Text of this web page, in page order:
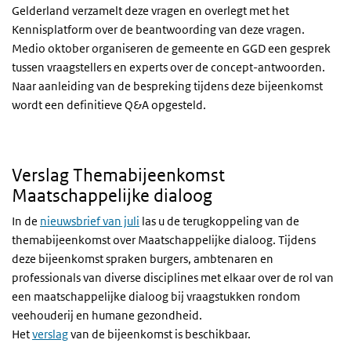
Gelderland verzamelt deze vragen en overlegt met het
Kennisplatform over de beantwoording van deze vragen.
Medio oktober organiseren de gemeente en GGDeen gesprek
tussen vraagstellers en experts over de concept-antwoorden.
Naar aanleiding van de bespreking tijdens deze bijeenkomst
wordt een definitieve Q&Aopgesteld.
Verslag Themabijeenkomst
Maatschappelijke dialoog
In de nieuwsbrief van juli las u de terugkoppeling van de
themabijeenkomst over Maatschappelijke dialoog. Tijdens
deze bijeenkomst spraken burgers, ambtenaren en
professionals van diverse disciplines met elkaar over de rol van
een maatschappelijke dialoog bij vraagstukken rondom
veehouderij en humane gezondheid.
Hetverslagvan de bijeenkomst is beschikbaar.